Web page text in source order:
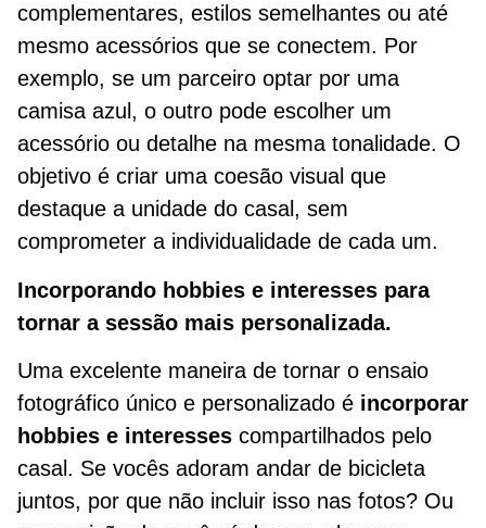
complementares, estilos semelhantes ou até
mesmo acessórios que se conectem. Por
exemplo, se um parceiro optar por uma
camisa azul, o outro pode escolher um
acessório ou detalhe na mesma tonalidade. O
objetivo é criar uma coesão visual que
destaque a unidade do casal, sem
comprometer a individualidade de cada um.
Incorporando hobbies e interesses para
tornar a sessão mais personalizada.
Uma excelente maneira de tornar o ensaio
fotográfico único e personalizado é incorporar
hobbies e interesses compartilhados pelo
casal. Se vocês adoram andar de bicicleta
juntos, por que não incluir isso nas fotos? Ou